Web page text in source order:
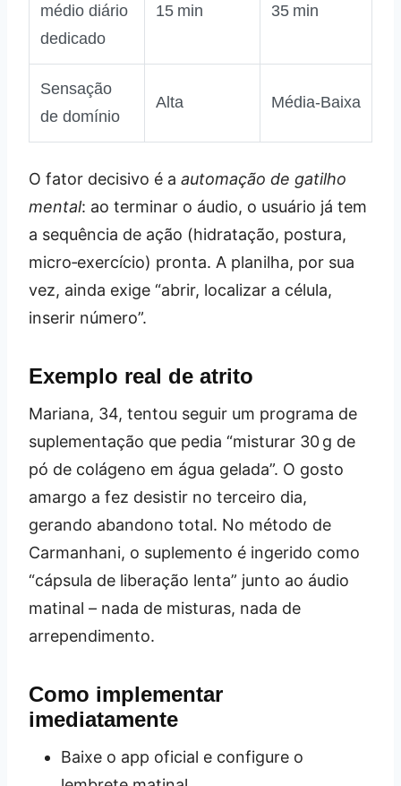
médio diário
dedicado
15 min 35 min
Sensação
de domínio
Alta Média‑Baixa
O fator decisivo é a automação de gatilho
mental: ao terminar o áudio, o usuário já tem
a sequência de ação (hidratação, postura,
micro‑exercício) pronta. A planilha, por sua
vez, ainda exige “abrir, localizar a célula,
inserir número”.
Exemplo real de atrito
Mariana, 34, tentou seguir um programa de
suplementação que pedia “misturar 30 g de
pó de colágeno em água gelada”. O gosto
amargo a fez desistir no terceiro dia,
gerando abandono total. No método de
Carmanhani, o suplemento é ingerido como
“cápsula de liberação lenta” junto ao áudio
matinal – nada de misturas, nada de
arrependimento.
Como implementar
imediatamente
Baixe o app oficial e configure o